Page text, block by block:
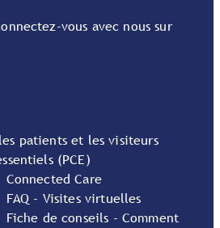
vous avec nous sur
patients et les visiteurs
(PCE)
Care
- Visites virtuelles
de conseils - Comment